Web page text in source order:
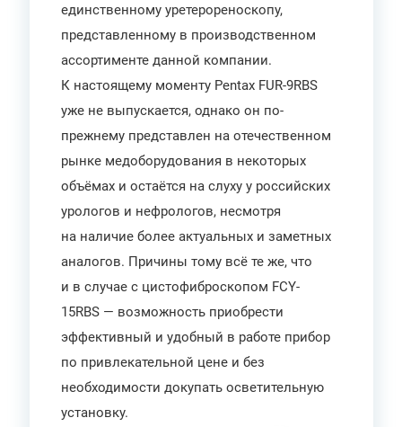
единственному уретерореноскопу,
представленному в производственном
ассортименте данной компании.
К настоящему моменту Pentax FUR-9RBS
уже не выпускается, однако он по-
прежнему представлен на отечественном
рынке медоборудования в некоторых
объёмах и остаётся на слуху у российских
урологов и нефрологов, несмотря
на наличие более актуальных и заметных
аналогов. Причины тому всё те же, что
и в случае с цистофиброскопом FCY-
15RBS — возможность приобрести
эффективный и удобный в работе прибор
по привлекательной цене и без
необходимости докупать осветительную
установку.